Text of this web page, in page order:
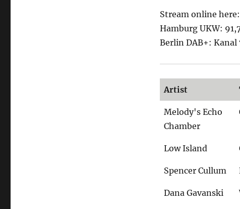
Stream online here:
Hamburg UKW:
Berlin DAB+: Kanal
Artist
Melody's Echo
Chamber
Low Island
Spencer Cullum
Dana Gavanski